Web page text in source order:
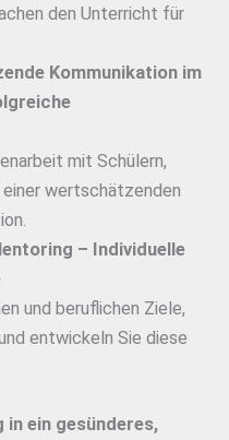
den Unterricht für
Kommunikation im
mit Schülern,
wertschätzenden
– Individuelle
und beruflichen Ziele,
entwickeln Sie diese
in ein gesünderes,